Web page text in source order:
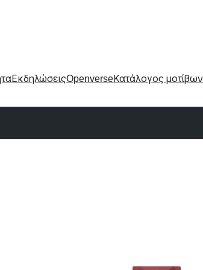
ΕκδηλώσειςOpenverseΚατάλογος μοτίβων